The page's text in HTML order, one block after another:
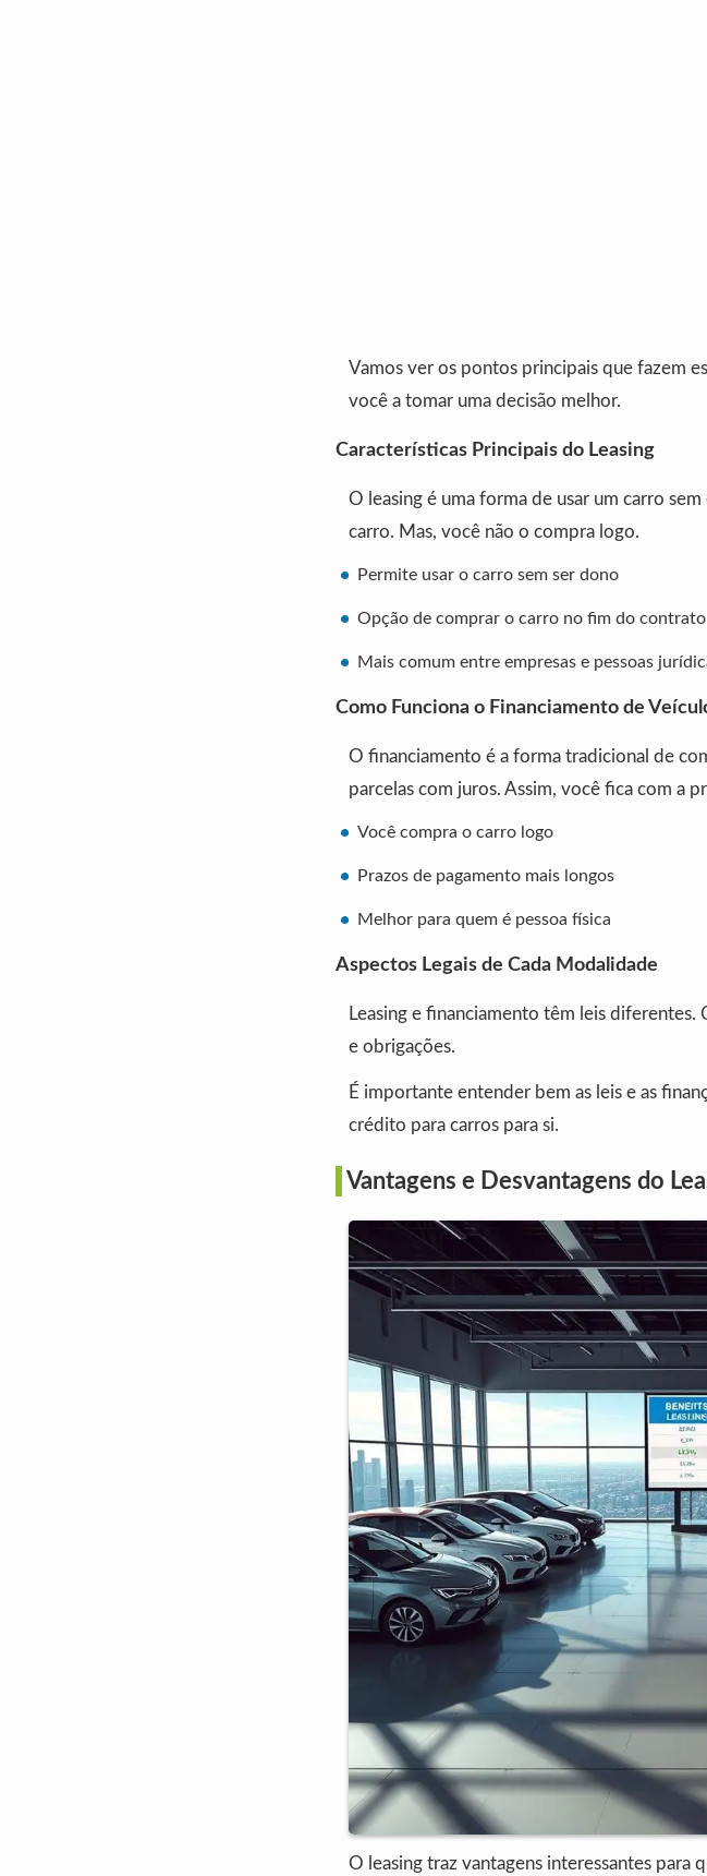
Vamos ver os pontos principais que fazem
você a tomar uma decisão melhor.
Características Principais do Leasing
O leasing é uma forma de usar um carro
carro. Mas, você não o compra logo.
Permite usar o carro sem ser dono
Opção de comprar o carro no fim do contrato
Mais comum entre empresas e pessoas
Como Funciona o Financiamento de
O financiamento é a forma tradicional de
parcelas com juros. Assim, você fica com a
Você compra o carro logo
Prazos de pagamento mais longos
Melhor para quem é pessoa física
Aspectos Legais de Cada Modalidade
Leasing e financiamento têm leis diferentes.
e obrigações.
É importante entender bem as leis e as
crédito para carros para si.
Vantagens e Desvantagens do
O leasing traz vantagens interessantes